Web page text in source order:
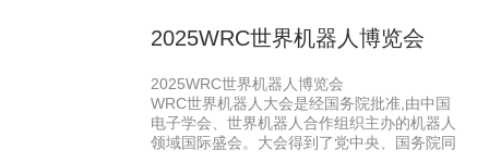
2025WRC世界机器人博览会
2025WRC世界机器人博览会
WRC世界机器人大会是经国务院批准,由中国
电子学会、世界机器人合作组织主办的机器人
领域国际盛会。大会得到了党中央、国务院同